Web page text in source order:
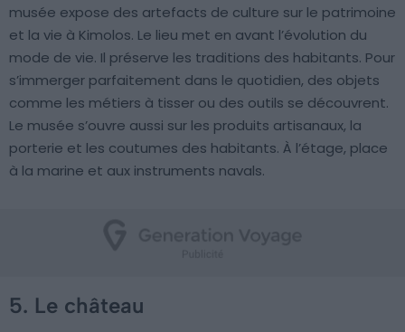
musée expose des artefacts de culture sur le patrimoine
et la vie à Kimolos. Le lieu met en avant l’évolution du
mode de vie. Il préserve les traditions des habitants. Pour
s’immerger parfaitement dans le quotidien, des objets
comme les métiers à tisser ou des outils se découvrent.
Le musée s’ouvre aussi sur les produits artisanaux, la
porterie et les coutumes des habitants. À l’étage, place
à la marine et aux instruments navals.
5. Le château